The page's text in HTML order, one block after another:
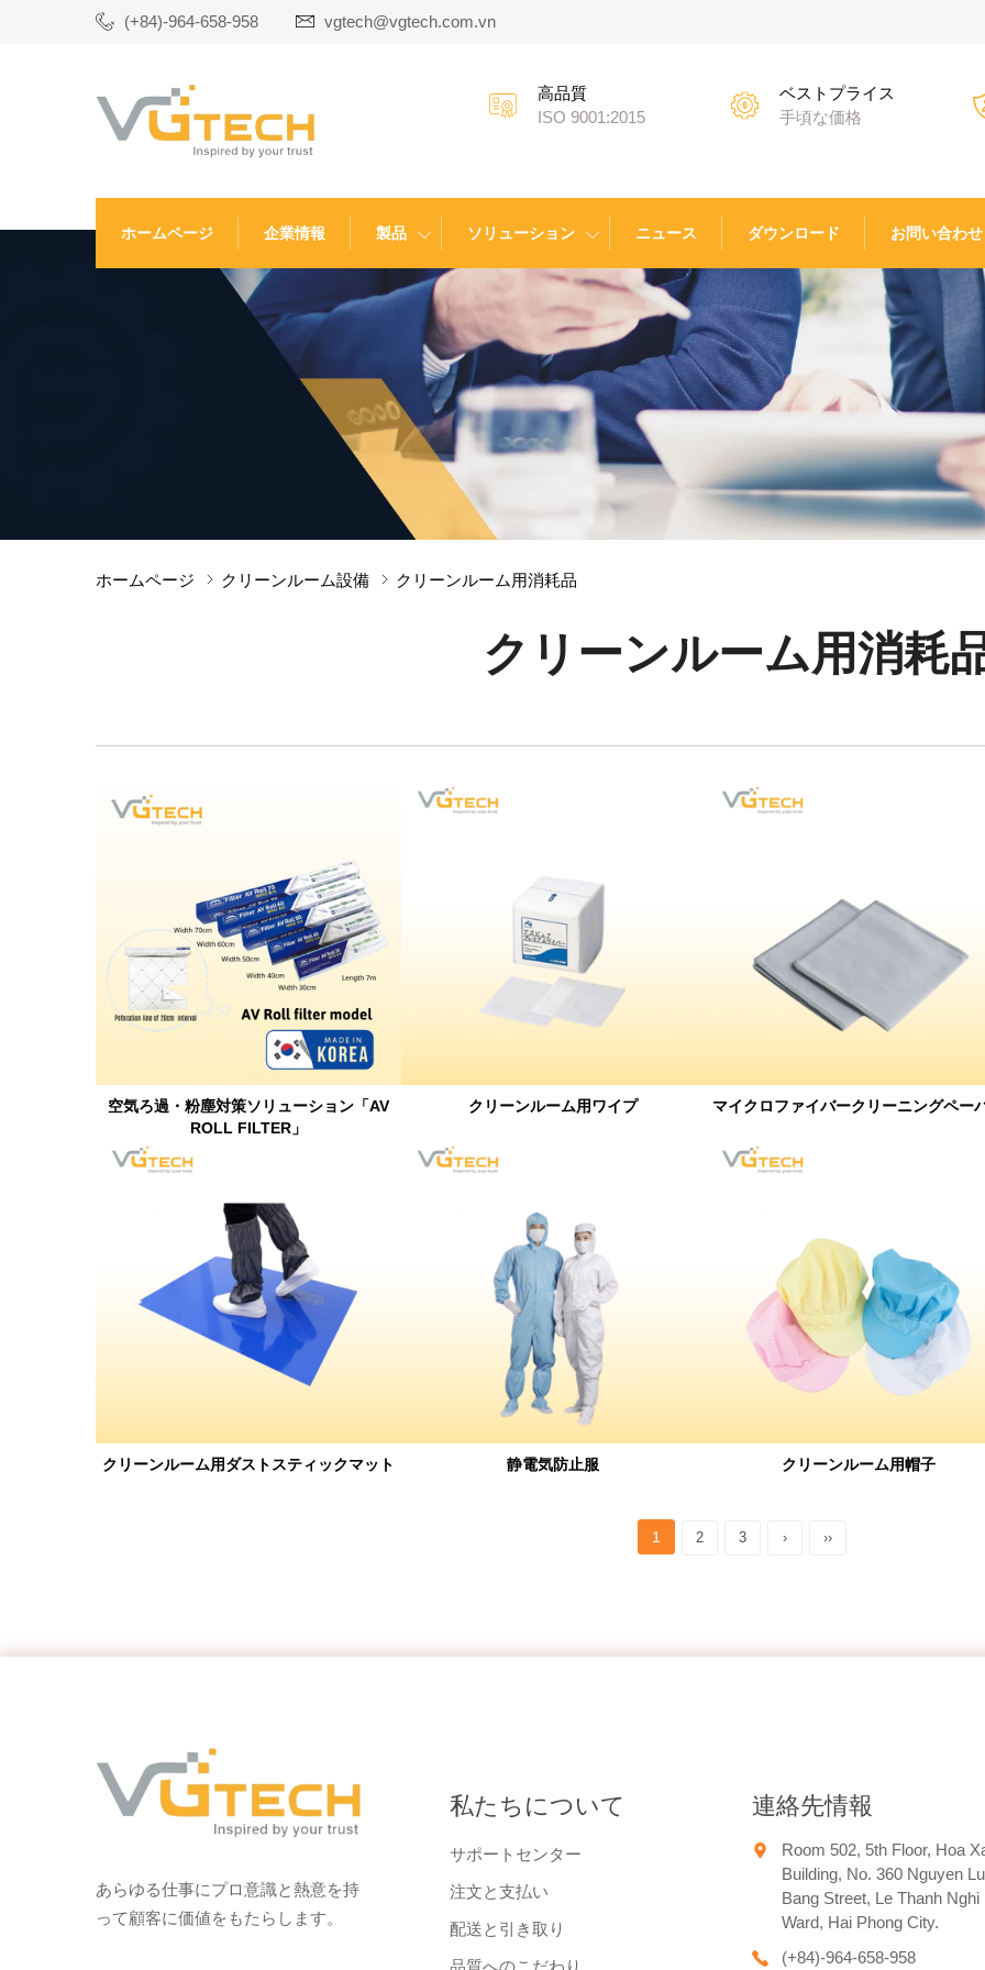
(+84)-964-658-958 vgtech@vgtech.com.vn
高品質
ISO 9001:2015
ベストプライス
手頃な価格
ホームページ 企業情報 製品 ソリューション ニュース ダウンロード お問い合わせ
クリーンルーム用消耗品
ホームページ クリーンルーム設備 クリーンルーム用消耗品
クリーンルーム用消耗
空気ろ過・粉塵対策ソリューション「AV
ROLL FILTER」
クリーンルーム用ワイプ マイクロファイバークリーニングペー
クリーンルーム用ダストスティックマット 静電気防止服 クリーンルーム用帽子
1 2 3 › ››
あらゆる仕事にプロ意識と熱意を持
って顧客に価値をもたらします。
私たちについて
サポートセンター
注文と支払い
配送と引き取り
連絡先情報
Room 502, 5th Floor, Hoa
Building, No. 360 Nguyen
Bang Street, Le Thanh Nghi
Ward, Hai Phong City.
(+84)-964-658-958